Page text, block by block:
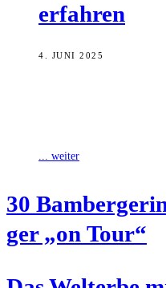
erfahren
4. JUNI 2025
... weiter
30
ger „on Tour“